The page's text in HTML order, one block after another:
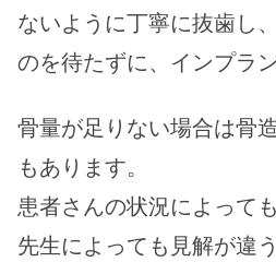
ないように丁寧に抜歯し
のを待たずに、インプラ
骨量が足りない場合は骨
もあります。
患者さんの状況によって
先生によっても見解が違